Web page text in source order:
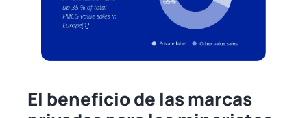
El beneficio de las marcas